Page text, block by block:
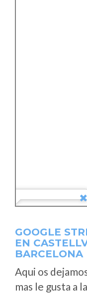
GOOGLE
EN
BARCELONA
Aqui os
mas le gusta a